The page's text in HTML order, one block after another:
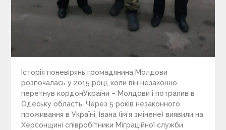
Історія поневірянь громадянина Молдови
розпочалась у 2015 році, коли він незаконно
перетнув кордонУкраїни – Молдови і потрапив в
Одеську область. Через 5 років незаконного
проживання в Україні, Івана (ім’я змінене) виявили на
Херсонщині співробітники Міграційної служби